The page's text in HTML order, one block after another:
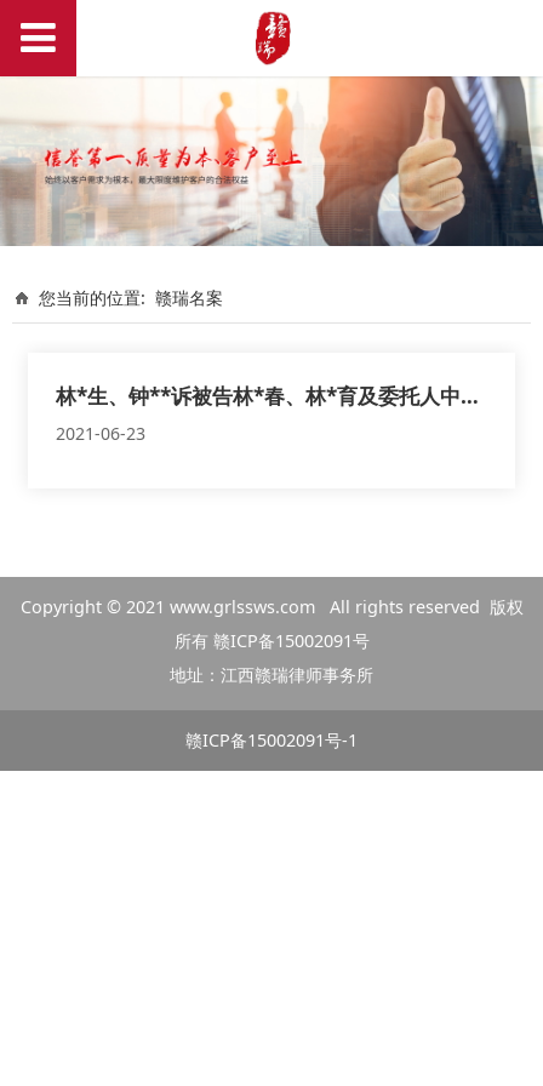
您当前的位置: 赣瑞名案
林*生、钟**诉被告林*春、林*育及委托人中国**财产保险股份有限公司瑞金支公司
2021-06-23
Copyright © 2021 www.grlssws.comAll rights reserved 版权
所有 赣ICP备15002091号
地址：江西赣瑞律师事务所
赣ICP备15002091号-1